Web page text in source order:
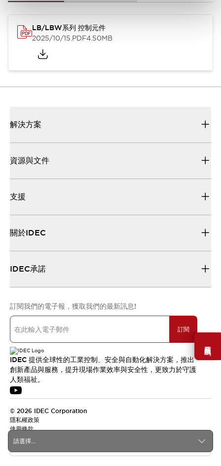
需要幫助嗎？
LB/LBW系列 控制元件
2025/10/15.PDF4.50MB
請選擇...
解決方案
資源與文件
支援
關於IDEC
IDEC承諾
訂閱我們的電子報，獲取我們的最新訊息!
訂閱
IDEC 提供全球性的工業控制、安全與自動化解決方案，推出
創新產品與服務，提升現場作業效率與安全性，更致力於守護
人類福祉。
© 2026 IDEC Corporation
隱私權政策
使用條款
台灣